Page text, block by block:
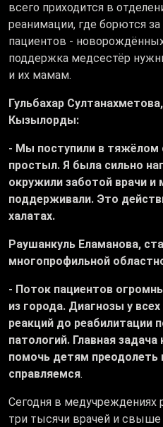
всего приходится в
реанимации, где борются
пациентов -
поддержка медсестёр
и их мамам.
Гульбахар
Кызылорды:
- Мы поступили в тяжёлом
простыл. Я была сильно
окружили заботой врачи и
поддерживали. Это
халатах.
Раушанкуль Еламанова,
многопрофильной
- Поток пациентов
из города. Диагнозы у
реакций до реабилитации
патологий. Главная
помочь детям преодолеть
справляемся.
Сегодня в медучреждениях
три тысячи врачей и